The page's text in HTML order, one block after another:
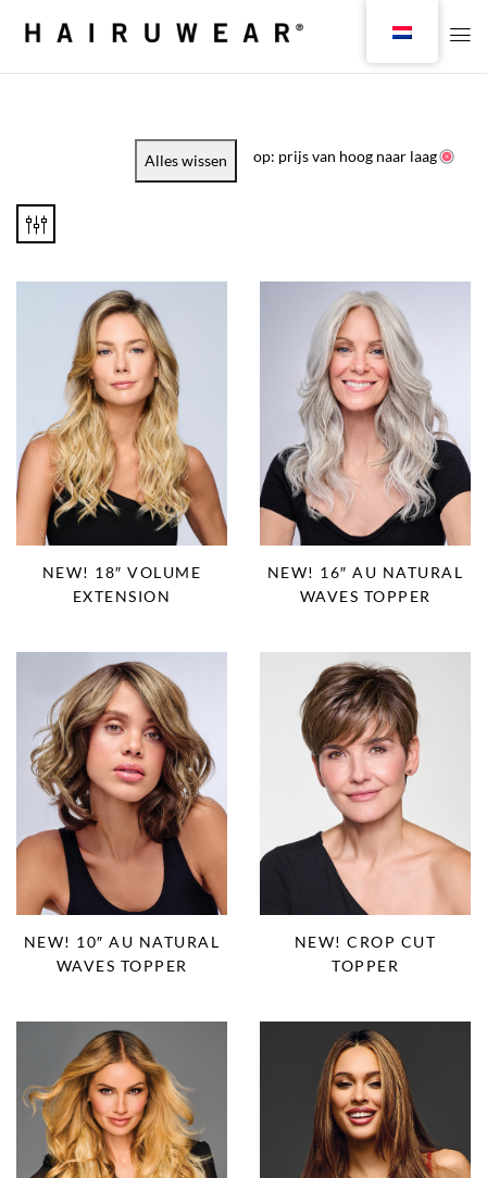
Alles wissen op: prijs van hoog naar laag
NEW! 18″ VOLUME
EXTENSION
NEW! 16″ AU NATURAL
WAVES TOPPER
NEW! 10″ AU NATURAL
WAVES TOPPER
NEW! CROP CUT
TOPPER